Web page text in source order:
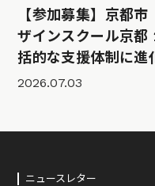
【参加募集】京都
ザインスクール京
括的な支援体制に進
2026.07.03
ニュースレター